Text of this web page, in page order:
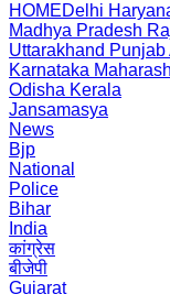
HOMEDelhi
Madhya Pradesh
Uttarakhand Punjab
Karnataka
Odisha Kerala
Jansamasya
News
Bjp
National
Police
Bihar
India
कांग्रेस
बीजेपी
Gujarat